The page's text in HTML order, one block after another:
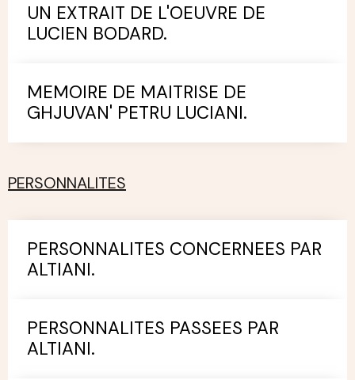
UN EXTRAIT DE L'OEUVRE DE
LUCIEN BODARD.
MEMOIRE DE MAITRISE DE
GHJUVAN' PETRU LUCIANI.
PERSONNALITES
PERSONNALITES CONCERNEES PAR
ALTIANI.
PERSONNALITES PASSEES PAR
ALTIANI.